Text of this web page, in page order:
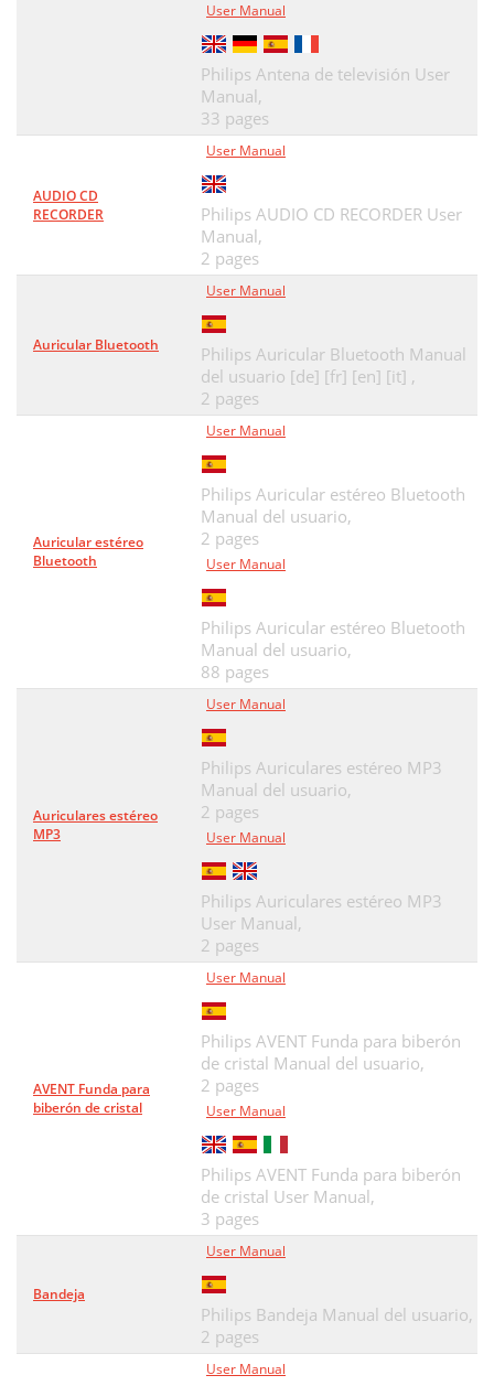
User Manual
Philips Antena de televisión User
Manual,
33 pages
AUDIO CD
RECORDER
User Manual
Philips AUDIO CD RECORDER User
Manual,
2 pages
Auricular Bluetooth
User Manual
Philips Auricular Bluetooth Manual
del usuario [de] [fr] [en] [it] ,
2 pages
Auricular estéreo
Bluetooth
User Manual
Philips Auricular estéreo Bluetooth
Manual del usuario,
2 pages
User Manual
Philips Auricular estéreo Bluetooth
Manual del usuario,
88 pages
Auriculares estéreo
MP3
User Manual
Philips Auriculares estéreo MP3
Manual del usuario,
2 pages
User Manual
Philips Auriculares estéreo MP3
User Manual,
2 pages
AVENT Funda para
biberón de cristal
User Manual
Philips AVENT Funda para biberón
de cristal Manual del usuario,
2 pages
User Manual
Philips AVENT Funda para biberón
de cristal User Manual,
3 pages
Bandeja
User Manual
Philips Bandeja Manual del usuario,
2 pages
User Manual